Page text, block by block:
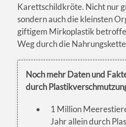
Karettschildkröte. Nicht nur
sondern auch die kleinsten
giftigem Mirkoplastik
Weg durch die
Noch mehr Daten und
durch
1 Million
Jahr allein durch